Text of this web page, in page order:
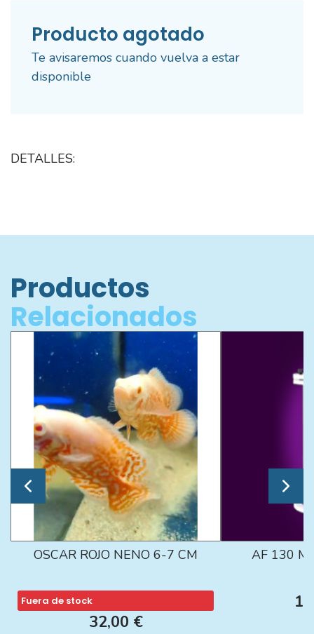
Producto agotado
Te avisaremos cuando vuelva a estar
disponible
DETALLES:
Productos
Relacionados
OSCAR ROJO NENO 6-7 CM
Fuera de stock
32,00 €
AF 130